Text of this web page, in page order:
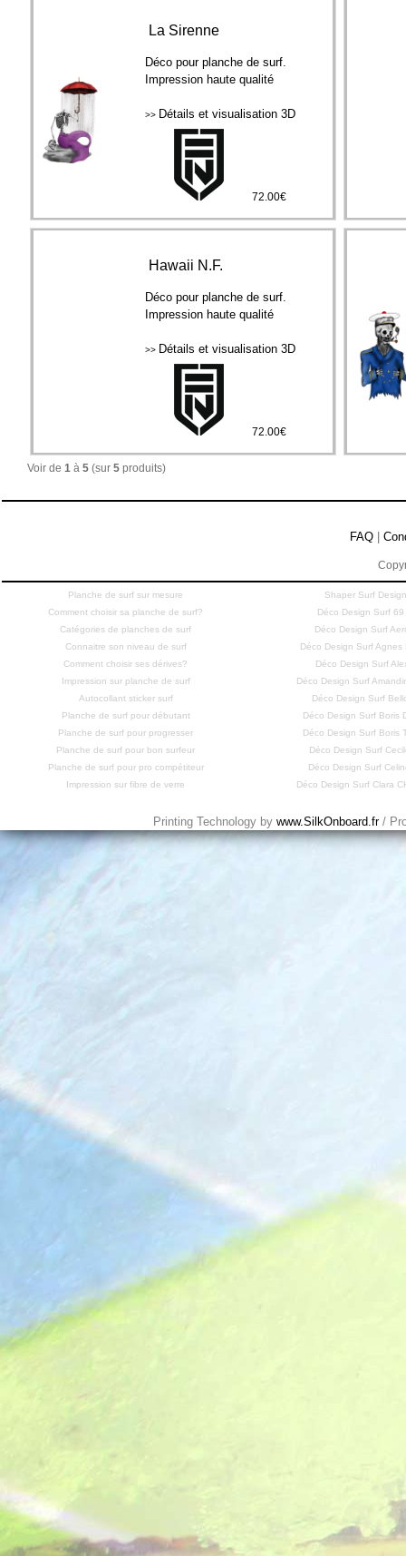
La Sirenne
Déco pour planche de surf.
Impression haute qualité
>> Détails et visualisation 3D
72.00€
Hawaii N.F.
Déco pour planche de surf.
Impression haute qualité
>> Détails et visualisation 3D
72.00€
Voir de 1 à 5 (sur 5 produits)
FAQ |
Planche de surf sur mesure
Comment choisir sa planche de surf?
Catégories de planches de surf
Connaitre son niveau de surf
Comment choisir ses dérives?
Impression sur planche de surf
Autocollant sticker surf
Planche de surf pour débutant
Planche de surf pour progresser
Planche de surf pour bon surfeur
Planche de surf pour pro compétiteur
Impression sur fibre de verre
Shaper Surf
Déco Design Surf 69
Déco Design Surf
Déco Design Surf Agnes
Déco Design Surf
Déco Design Surf
Déco Design Surf
Déco Design Surf Boris
Déco Design Surf Boris
Déco Design Surf
Déco Design Surf
Déco Design Surf Clara
Printing Technology bywww.SilkOnboard.fr /